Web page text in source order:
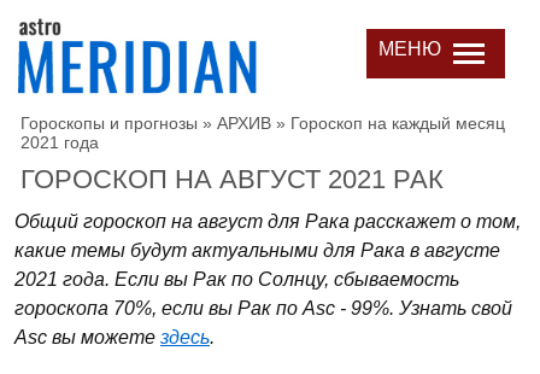
МЕНЮ
Гороскопы и прогнозы » АРХИВ » Гороскоп на каждый месяц
2021 года
ГОРОСКОП НА АВГУСТ 2021 РАК
Общий гороскоп на август для Рака расскажет о том,
какие темы будут актуальными для Рака в августе
2021 года. Если вы Рак по Солнцу, сбываемость
гороскопа 70%, если вы Рак по Asc - 99%. Узнать свой
Asc вы можете здесь.